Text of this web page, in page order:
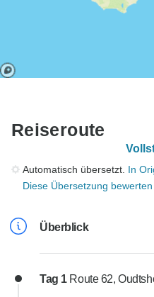
Reiseroute
Automatisch übersetzt. In
Diese Übersetzung bewerten
Überblick
Tag 1 Route 62,